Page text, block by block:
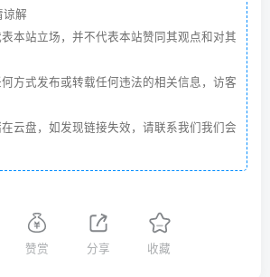
谅解
本站立场，并不代表本站赞同其观点和对其
方式发布或转载任何违法的相关信息，访客
云盘，如发现链接失效，请联系我们我们会
赞赏 分享 收藏